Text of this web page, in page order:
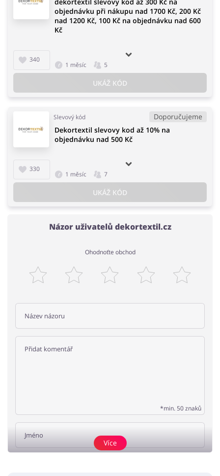
340
objednávku při nákupu nad 1700 Kč, 200 Kč
nad 1200 Kč, 100 Kč na objednávku nad 600
Kč
1 měsíc 5
UKÁŽ KÓD
Slevový kód Doporučujeme
330
Dekortextil slevovy kod až 10% na
objednávku nad 500 Kč
1 měsíc 7
UKÁŽ KÓD
Názor uživatelů dekortextil.cz
Ohodnoťte obchod
*min. 50 znaků
Více